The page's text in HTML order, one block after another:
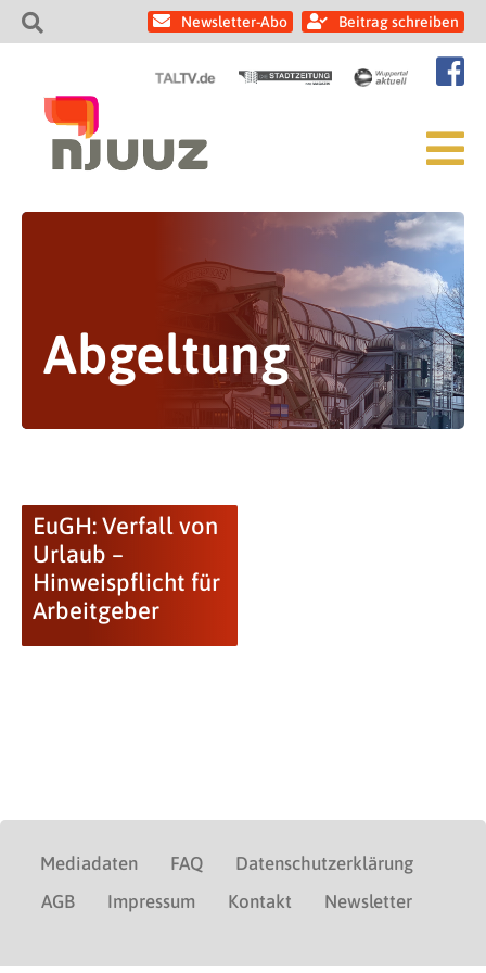
Newsletter-Abo Beitrag schreiben
Abgeltung
EuGH: Verfall von
Urlaub –
Hinweispflicht für
Arbeitgeber
Mediadaten FAQ
Datenschutzerklärung
AGB
Impressum Kontakt Newsletter